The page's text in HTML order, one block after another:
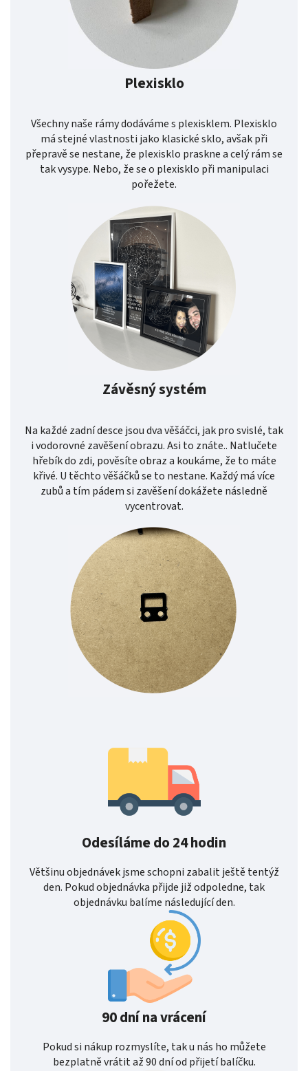
Plexisklo
Všechny naše rámy dodáváme s plexisklem. Plexisklo
má stejné vlastnosti jako klasické sklo, avšak při
přepravě se nestane, že plexisklo praskne a celý rám se
tak vysype. Nebo, že se o plexisklo při manipulaci
pořežete.
Závěsný systém
Na každé zadní desce jsou dva věšáčci, jak pro svislé, tak
i vodorovné zavěšení obrazu. Asi to znáte.. Natlučete
hřebík do zdi, pověsíte obraz a koukáme, že to máte
křivé. U těchto věšáčků se to nestane. Každý má více
zubů a tím pádem si zavěšení dokážete následně
vycentrovat.
Odesíláme do 24 hodin
Většinu objednávek jsme schopni zabalit ještě tentýž
den. Pokud objednávka přijde již odpoledne, tak
objednávku balíme následující den.
90 dní na vrácení
Pokud si nákup rozmyslíte, tak u nás ho můžete
bezplatně vrátit až 90 dní od přijetí balíčku.